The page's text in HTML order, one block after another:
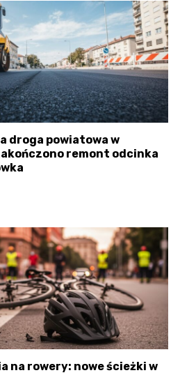
droga powiatowa w
remont odcinka
na rowery: nowe ścieżki w